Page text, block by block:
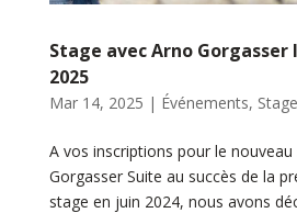
Stage avec Arno
2025
Mar 14, 2025 | Événements,
A vos inscriptions pour le
Gorgasser Suite au succès de la
stage en juin 2024, nous avons